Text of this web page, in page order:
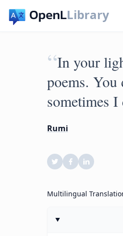
Library
“In your
poems. You
sometimes
Rumi
Multilingual